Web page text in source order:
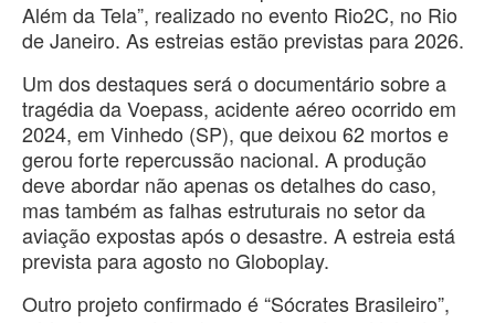
Além da Tela”, realizado no evento Rio2C, no Rio
de Janeiro. As estreias estão previstas para 2026.
Um dos destaques será o documentário sobre a
tragédia da Voepass, acidente aéreo ocorrido em
2024, em Vinhedo (SP), que deixou 62 mortos e
gerou forte repercussão nacional. A produção
deve abordar não apenas os detalhes do caso,
mas também as falhas estruturais no setor da
aviação expostas após o desastre. A estreia está
prevista para agosto no Globoplay.
Outro projeto confirmado é “Sócrates Brasileiro”,